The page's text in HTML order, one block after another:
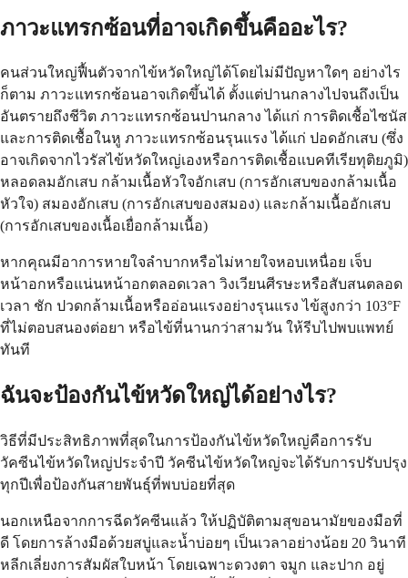
ภาวะแทรกซ้อนที่อาจเกิดขึ้นคืออะไร?
คนส่วนใหญ่ฟื้นตัวจากไข้หวัดใหญ่ได้โดยไม่มีปัญหาใดๆ อย่างไร
ก็ตาม ภาวะแทรกซ้อนอาจเกิดขึ้นได้ ตั้งแต่ปานกลางไปจนถึงเป็น
อันตรายถึงชีวิต ภาวะแทรกซ้อนปานกลาง ได้แก่ การติดเชื้อไซนัส
และการติดเชื้อในหู ภาวะแทรกซ้อนรุนแรง ได้แก่ ปอดอักเสบ (ซึ่ง
อาจเกิดจากไวรัสไข้หวัดใหญ่เองหรือการติดเชื้อแบคทีเรียทุติยภูมิ)
หลอดลมอักเสบ กล้ามเนื้อหัวใจอักเสบ (การอักเสบของกล้ามเนื้อ
หัวใจ) สมองอักเสบ (การอักเสบของสมอง) และกล้ามเนื้ออักเสบ
(การอักเสบของเนื้อเยื่อกล้ามเนื้อ)
หากคุณมีอาการหายใจลำบากหรือไม่หายใจหอบเหนื่อย เจ็บ
หน้าอกหรือแน่นหน้าอกตลอดเวลา วิงเวียนศีรษะหรือสับสนตลอด
เวลา ชัก ปวดกล้ามเนื้อหรืออ่อนแรงอย่างรุนแรง ไข้สูงกว่า 103°F
ที่ไม่ตอบสนองต่อยา หรือไข้ที่นานกว่าสามวัน ให้รีบไปพบแพทย์
ทันที
ฉันจะป้องกันไข้หวัดใหญ่ได้อย่างไร?
วิธีที่มีประสิทธิภาพที่สุดในการป้องกันไข้หวัดใหญ่คือการรับ
วัคซีนไข้หวัดใหญ่ประจำปี วัคซีนไข้หวัดใหญ่จะได้รับการปรับปรุง
ทุกปีเพื่อป้องกันสายพันธุ์ที่พบบ่อยที่สุด
นอกเหนือจากการฉีดวัคซีนแล้ว ให้ปฏิบัติตามสุขอนามัยของมือที่
ดี โดยการล้างมือด้วยสบู่และน้ำบ่อยๆ เป็นเวลาอย่างน้อย 20 วินาที
หลีกเลี่ยงการสัมผัสใบหน้า โดยเฉพาะดวงตา จมูก และปาก อยู่